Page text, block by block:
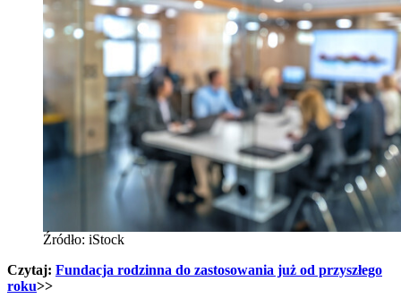
Źródło: iStock
Czytaj: Fundacja rodzinna do zastosowania już od przyszłego
roku>>